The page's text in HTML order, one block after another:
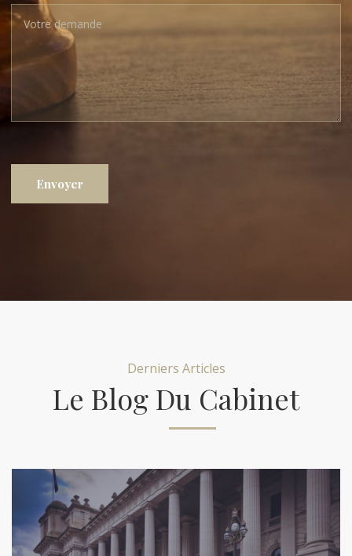
Derniers Articles
Le Blog Du Cabinet